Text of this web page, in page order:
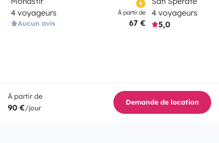
4 voyageurs
Aucun avis
À partir de
67 €
4 voyageurs
5,0
À partir de
90 €/jour
Demande de location